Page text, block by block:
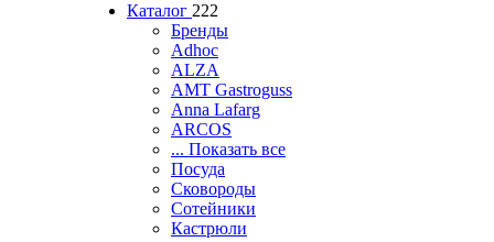
Каталог 222
Бренды
Adhoc
ALZA
AMT Gastroguss
Anna Lafarg
ARCOS
... Показать все
Посуда
Сковороды
Сотейники
Кастрюли